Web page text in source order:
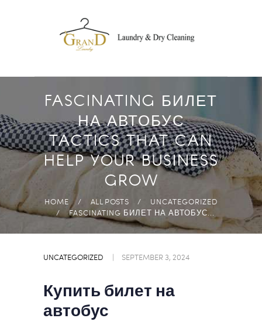
FASCINATING БИЛЕТ
НА АВТОБУС
TACTICS THAT CAN
HELP YOUR BUSINESS
GROW
HOME ALL POSTS
UNCATEGORIZED
FASCINATING БИЛЕТ НА АВТОБУС...
LAUNDRY
FREE PICK-UP AND
PRODUCTS
FAST & HIGH
QUALITY
ANYWHERE IN
ABUDHABI
UNCATEGORIZED SEPTEMBER 3, 2024
Купить билет на
автобус